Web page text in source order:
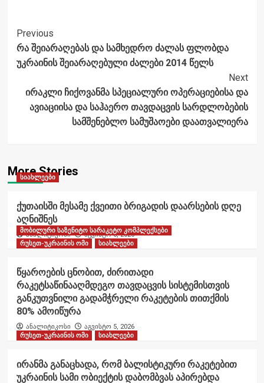
Post
Navigation
Previous
რა შეიარაღებას და სამხედრო ძალას ფლობდა
უკრაინის შეიარაღებული ძალები 2014 წელს
Next
ირაკლი ჩიქოვანმა სპეციალური ოპერაციებისა და
ავიაციისა და საჰაერო თავდაცვის სარდლობების
სამშენებლო სამუშაოები დაათვალიერა
More Stories
სიახლეები
ქუთაისში მესამე ქვეითი ბრიგადის დაარსების დღე
აღნიშნეს
ანალიტიკოსი აგვისტო 6, 2026
მობილური საზენიტო სარაკეტო კომპლექსები
რუსეთ-უკრაინის ომი
სიახლეები
წყაროების ცნობით, ძირითადი
რაკეტსაწინააღმდეგო თავდაცვის სისტემისთვის
განკუთვნილი გადამჭრელი რაკეტების თითქმის
80% ამოიწურა
ანალიტიკოსი
აგვისტო 5, 2026
რუსეთ-უკრაინის ომი
სიახლეები
ირანმა განაცხადა, რომ ბალისტიკური რაკეტებით
უკრაინის სამი ობიექტის დაბომბვას აპირებდა